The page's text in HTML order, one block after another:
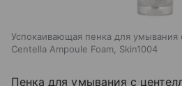
Успокаивающая пенка для умывания
Centella Ampoule Foam, Skin1004
Пенка для умывания с